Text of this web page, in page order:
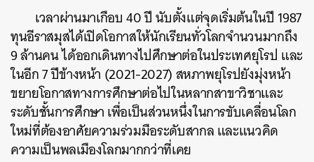
เวลาผ่านมาเกือบ 40 ปี นับตั้งแต่จุดเริ่มต้นในปี 1987
ทุนอีราสมุสได้เปิดโอกาสให้นักเรียนทั่วโลกจำนวนมากถึง
9 ล้านคน ได้ออกเดินทางไปศึกษาต่อในประเทศยุโรป และ
ในอีก 7 ปีข้างหน้า (2021-2027) สหภาพยุโรปยังมุ่งหน้า
ขยายโอกาสทางการศึกษาต่อไปในหลากสาขาวิชาและ
ระดับชั้นการศึกษา เพื่อเป็นส่วนหนึ่งในการขับเคลื่อนโลก
ใหม่ที่ต้องอาศัยความร่วมมือระดับสากล และแนวคิด
ความเป็นพลเมืองโลกมากกว่าที่เคย